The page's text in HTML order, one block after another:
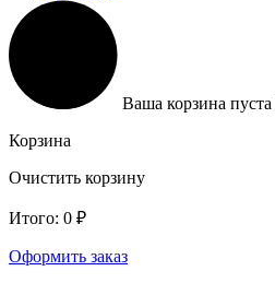
Ваша корзина пуста
Корзина
Очистить корзину
Итого: 0 ₽
Оформить заказ